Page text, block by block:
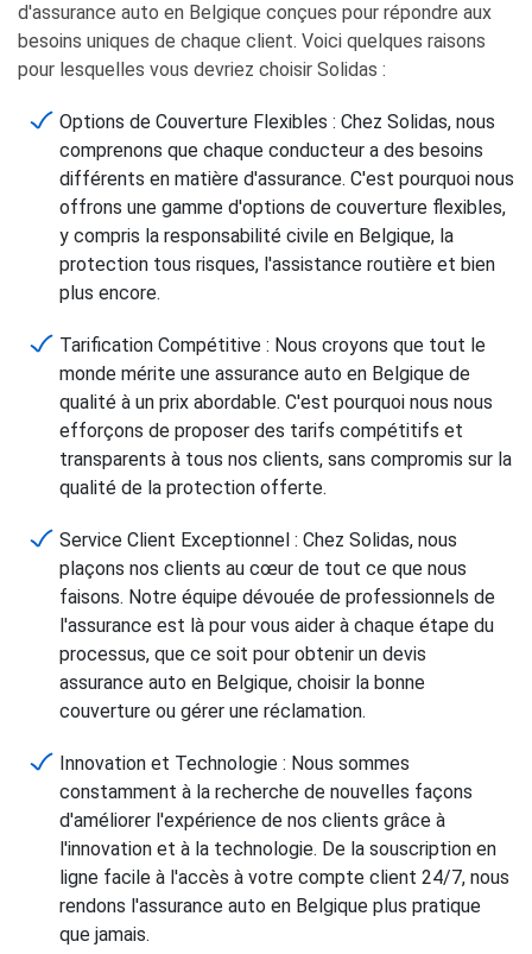
d'assurance auto en Belgique conçues pour répondre aux
besoins uniques de chaque client. Voici quelques raisons
pour lesquelles vous devriez choisir Solidas :
Options de Couverture Flexibles : Chez Solidas, nous
comprenons que chaque conducteur a des besoins
différents en matière d'assurance. C'est pourquoi nous
offrons une gamme d'options de couverture flexibles,
y compris la responsabilité civile en Belgique, la
protection tous risques, l'assistance routière et bien
plus encore.
Tarification Compétitive : Nous croyons que tout le
monde mérite une assurance auto en Belgique de
qualité à un prix abordable. C'est pourquoi nous nous
efforçons de proposer des tarifs compétitifs et
transparents à tous nos clients, sans compromis sur la
qualité de la protection offerte.
Service Client Exceptionnel : Chez Solidas, nous
plaçons nos clients au cœur de tout ce que nous
faisons. Notre équipe dévouée de professionnels de
l'assurance est là pour vous aider à chaque étape du
processus, que ce soit pour obtenir un devis
assurance auto en Belgique, choisir la bonne
couverture ou gérer une réclamation.
Innovation et Technologie : Nous sommes
constamment à la recherche de nouvelles façons
d'améliorer l'expérience de nos clients grâce à
l'innovation et à la technologie. De la souscription en
ligne facile à l'accès à votre compte client 24/7, nous
rendons l'assurance auto en Belgique plus pratique
que jamais.